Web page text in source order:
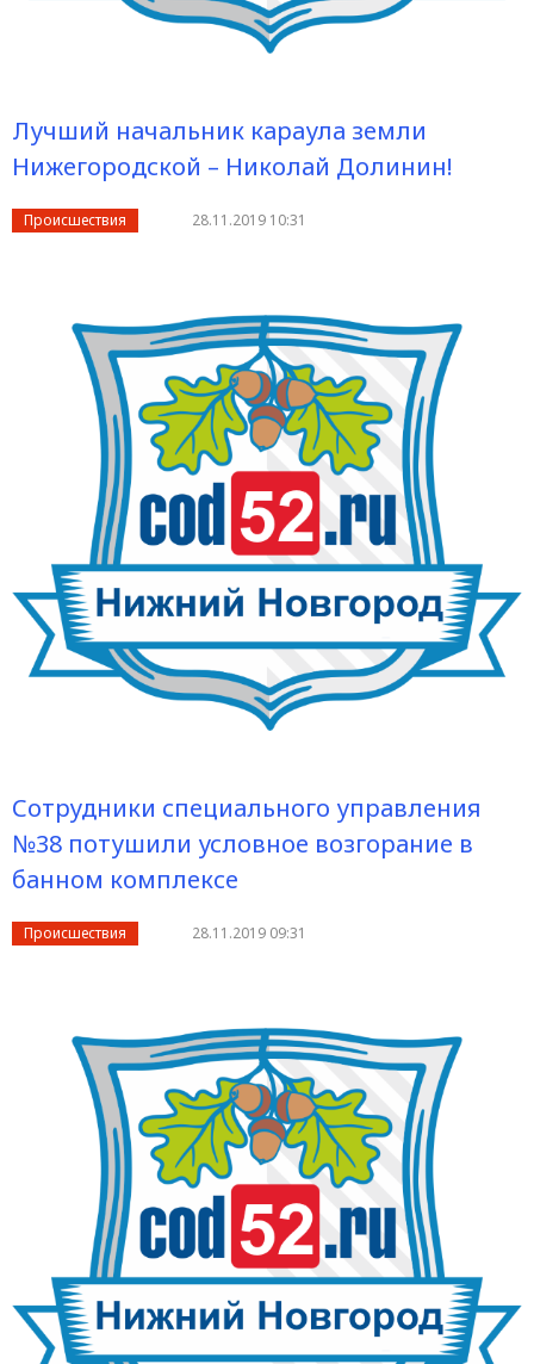
Лучший начальник караула земли
Нижегородской – Николай Долинин!
Происшествия 28.11.2019 10:31
Сотрудники специального управления
№38 потушили условное возгорание в
банном комплексе
Происшествия 28.11.2019 09:31